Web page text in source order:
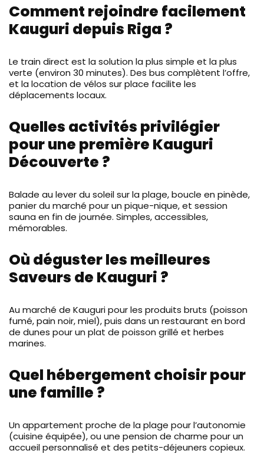
Comment rejoindre facilement
Kauguri depuis Riga ?
Le train direct est la solution la plus simple et la plus
verte (environ 30 minutes). Des bus complètent l’offre,
et la location de vélos sur place facilite les
déplacements locaux.
Quelles activités privilégier
pour une première Kauguri
Découverte ?
Balade au lever du soleil sur la plage, boucle en pinède,
panier du marché pour un pique-nique, et session
sauna en fin de journée. Simples, accessibles,
mémorables.
Où déguster les meilleures
Saveurs de Kauguri ?
Au marché de Kauguri pour les produits bruts (poisson
fumé, pain noir, miel), puis dans un restaurant en bord
de dunes pour un plat de poisson grillé et herbes
marines.
Quel hébergement choisir pour
une famille ?
Un appartement proche de la plage pour l’autonomie
(cuisine équipée), ou une pension de charme pour un
accueil personnalisé et des petits-déjeuners copieux.